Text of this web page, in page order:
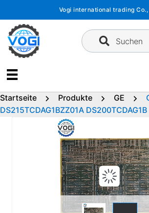
springen
Vogi international trading
Suchen
Startseite Produkte GE
DS215TCDAG1BZZ01A DS200TCDAG1B